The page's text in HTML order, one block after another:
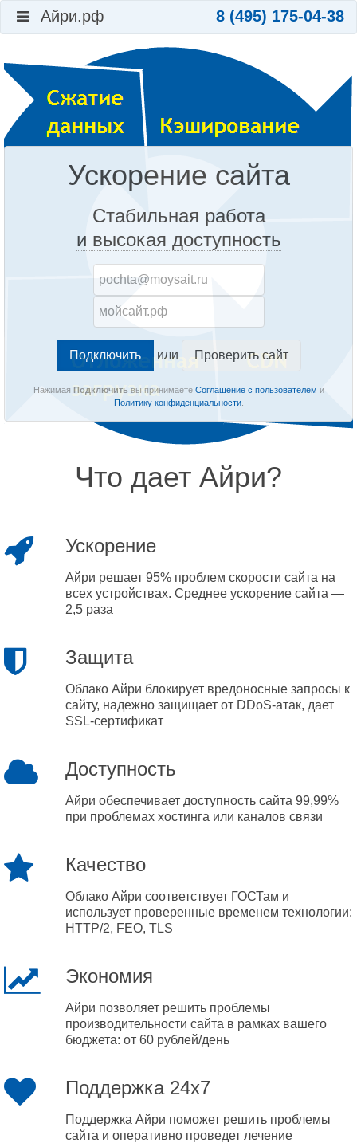
Айри.рф 8 (495) 175-04-38
Ускорение сайта
Стабильная работа
и высокая доступность
или Проверить сайт
Нажимая Подключитьвы принимаете Соглашение с пользователем и
Политику конфиденциальности.
Что дает Айри?
Ускорение
Айри решает 95% проблем скорости сайта на
всех устройствах. Среднее ускорение сайта —
2,5 раза
Защита
Облако Айри блокирует вредоносные запросы к
сайту, надежно защищает от DDoS-атак, дает
SSL-сертификат
Доступность
Айри обеспечивает доступность сайта 99,99%
при проблемах хостинга или каналов связи
Качество
Облако Айри соответствует ГОСТам и
использует проверенные временем технологии:
HTTP/2, FEO, TLS
Экономия
Айри позволяет решить проблемы
производительности сайта в рамках вашего
бюджета: от 60 рублей/день
Поддержка 24x7
Поддержка Айри поможет решить проблемы
сайта и оперативно проведет лечение